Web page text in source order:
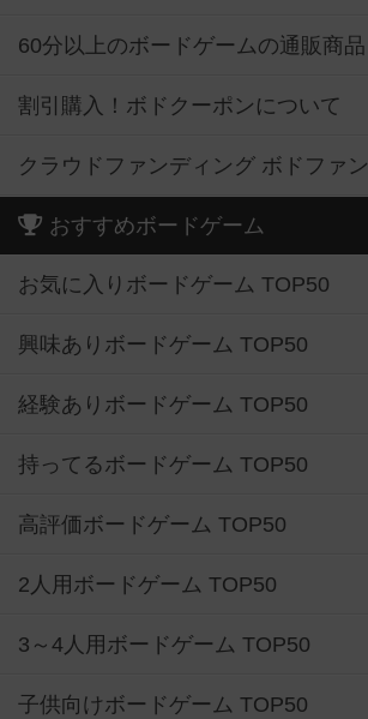
60分以上のボードゲームの通販商品
割引購入！ボドクーポンについて
クラウドファンディング ボドファン
おすすめボードゲーム
お気に入りボードゲーム TOP50
興味ありボードゲーム TOP50
経験ありボードゲーム TOP50
持ってるボードゲーム TOP50
高評価ボードゲーム TOP50
2人用ボードゲーム TOP50
3～4人用ボードゲーム TOP50
子供向けボードゲーム TOP50